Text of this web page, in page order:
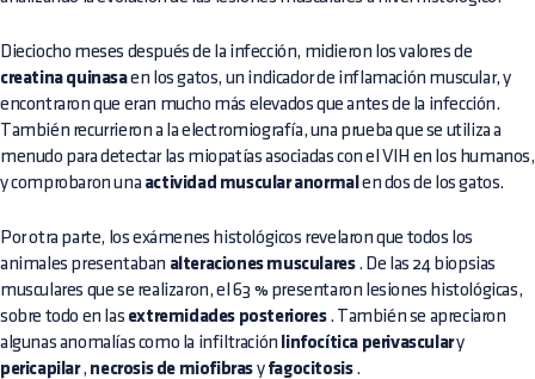
Dieciocho meses después de la infección, midieron los valores de
creatina quinasaen los gatos, un indicador de inflamación muscular, y
encontraron que eran mucho más elevados que antes de la infección.
También recurrieron a la electromiografía, una prueba que se utiliza a
menudo para detectar las miopatías asociadas con el VIH en los humanos,
y comprobaron una actividad muscular anormal en dos de los gatos.
Por otra parte, los exámenes histológicos revelaron que todos los
animales presentaban alteraciones musculares. De las 24 biopsias
musculares que se realizaron, el 63 % presentaron lesiones histológicas,
sobre todo en las extremidades posteriores. También se apreciaron
algunas anomalías como la infiltración linfocítica perivasculary
pericapilar, necrosis de miofibras y fagocitosis.